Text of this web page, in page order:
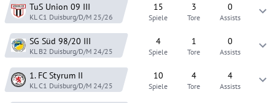
TuS Union 09 III
KL C1 Duisburg/D/M 25/26
15
Spiele
3
Tore
0
Assists
SG Süd 98/20 III
KL B2 Duisburg/D/M 24/25
4
Spiele
1
Tore
0
Assists
1. FC Styrum II
KL C1 Duisburg/D/M 24/25
10
Spiele
4
Tore
4
Assists